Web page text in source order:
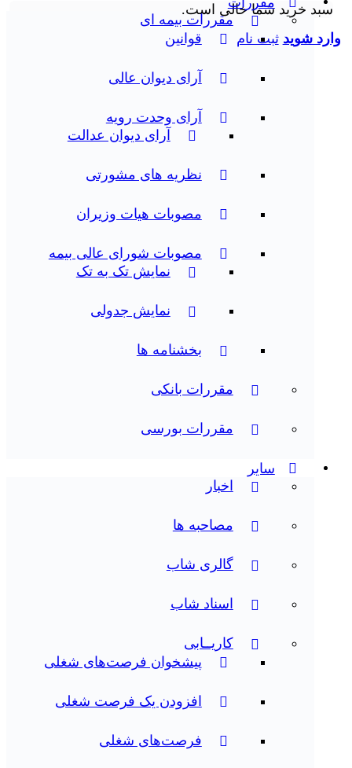
سبد خرید شما خالی است.
وارد شوید ثبت نام
مقررات بیمه ای
قوانین
آرای دیوان عالی
آرای وحدت رویه
آرای دیوان عدالت
نظریه‌ های مشورتی
مصوبات هیات وزیران
مصوبات شورای عالی بیمه
نمایش تک به تک
نمایش جدولی
بخشنامه ها
مقررات بانکی
مقررات بورسی
سایر
اخبار
مصاحبه ها
گالری شاب
اسناد شاب
کاریــابی
پیشخوان فرصت‌های شغلی
افزودن یک فرصت شغلی
فرصت‌های شغلی